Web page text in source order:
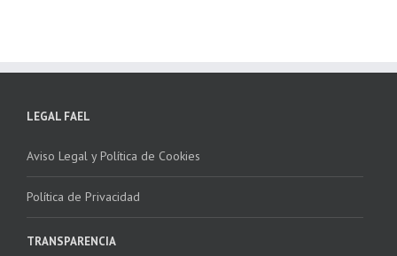
LEGAL FAEL
Aviso Legal y Política de Cookies
Política de Privacidad
TRANSPARENCIA